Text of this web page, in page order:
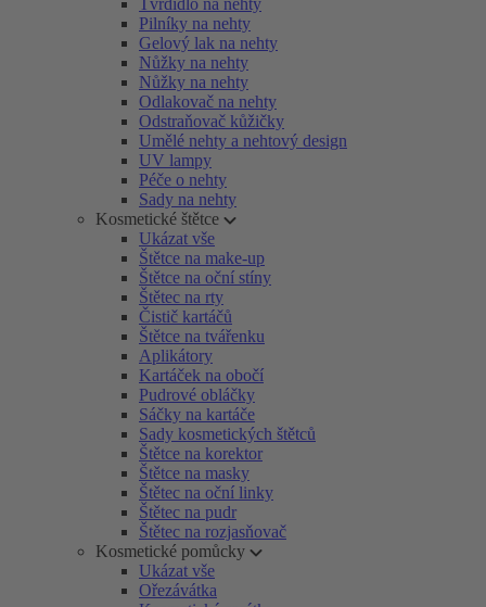
Tvrdidlo na nehty
Pilníky na nehty
Gelový lak na nehty
Nůžky na nehty
Nůžky na nehty
Odlakovač na nehty
Odstraňovač kůžičky
Umělé nehty a nehtový design
UV lampy
Péče o nehty
Sady na nehty
Kosmetické štětce
Ukázat vše
Štětce na make-up
Štětce na oční stíny
Štětec na rty
Čistič kartáčů
Štětce na tvářenku
Aplikátory
Kartáček na obočí
Pudrové obláčky
Sáčky na kartáče
Sady kosmetických štětců
Štětce na korektor
Štětce na masky
Štětec na oční linky
Štětec na pudr
Štětec na rozjasňovač
Kosmetické pomůcky
Ukázat vše
Ořezávátka